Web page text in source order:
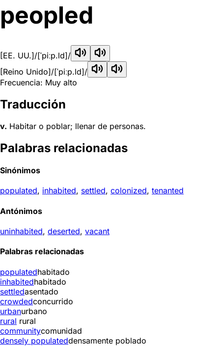
peopled
[EE. UU.]/[ˈpiːp.ld]/
[Reino Unido]/[ˈpiːp.ld]/
Frecuencia: Muy alto
Traducción
v. Habitar o poblar; llenar de personas.
Palabras relacionadas
Sinónimos
populated, inhabited, settled, colonized, tenanted
Antónimos
uninhabited, deserted, vacant
Palabras relacionadas
populatedhabitado
inhabitedhabitado
settledasentado
crowdedconcurrido
urbanurbano
rural rural
communitycomunidad
densely populateddensamente poblado